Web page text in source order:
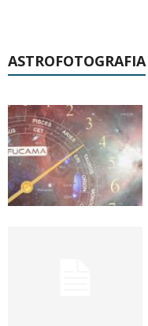
ASTROFOTOGRAFIA